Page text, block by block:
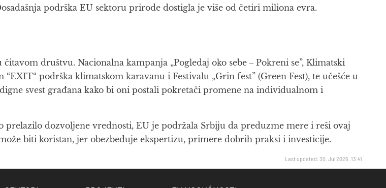
podrška EU sektoru prirode dostigla je više od četiri miliona evra.
društvu. Nacionalna kampanja „Pogledaj oko sebe ‒ Pokreni se”, Klimatski
podrška klimatskom karavanu i Festivalu „Grin fest” (Green Fest), te učešće u
svest građana kako bi oni postali pokretači promene na individualnom i
dozvoljene vrednosti, EU je podržala Srbiju da preduzme mere i reši ovaj
biti koristan, jer obezbeđuje ekspertizu, primere dobrih praksi i investicije.
Last updated: 30. Jul 2026. 13:41